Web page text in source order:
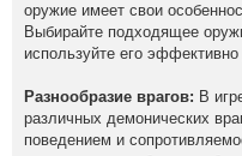
оружие имеет свои
Выбирайте подходящее
используйте его
Разнообразие врагов: В
различных демонических
поведением и